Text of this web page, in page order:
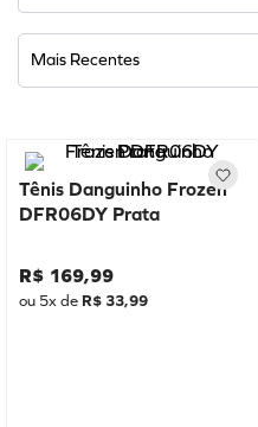
Mais Recentes
Tênis Danguinho Frozen
DFR06DY Prata
R$ 169,99
ou 5x de R$ 33,99